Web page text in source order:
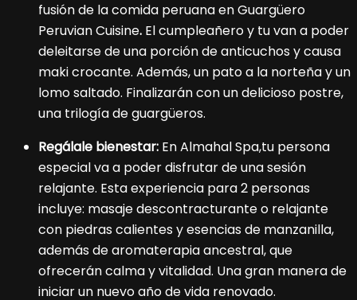
fusión de la comida peruana en Guargüero
Peruvian Cuisine. El cumpleañero y tu van a poder
deleitarse de una porción de anticuchos y causa
maki crocante. Además, un pato a la norteña y un
lomo saltado. Finalizarán con un delicioso postre,
una trilogía de guargüeros.
Regálale bienestar: En Almahal Spa,tu persona
especial va a poder disfrutar de una sesión
relajante. Esta experiencia para 2 personas
incluye: masaje descontracturante o relajante
con piedras calientes y esencias de manzanilla,
además de aromaterapia ancestral, que
ofrecerán calma y vitalidad. Una gran manera de
iniciar un nuevo año de vida renovado.